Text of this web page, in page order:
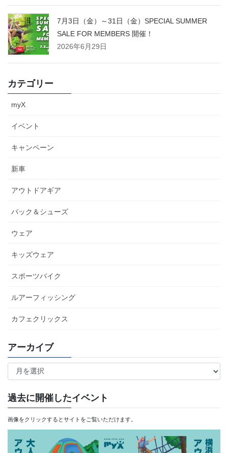
7月3日（金）～31日（金）SPECIAL SUMMER
SALE FOR MEMBERS 開催！
2026年6月29日
カテゴリー
myX
イベント
キャンペーン
新車
アウトドアギア
パック＆シューズ
ウェア
キッズウェア
スポーツバイク
ルアーフィッシング
カフェクリックス
アーカイブ
ア
ー
カ
イ
ブ
過去に開催したイベント
画像をクリックするとサイトをご覧いただけます。